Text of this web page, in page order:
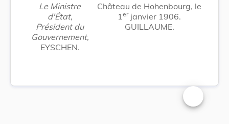
Le Ministre
d'État,
Président du
Gouvernement,
EYSCHEN.
Château de Hohenbourg, le
1 erjanvier 1906.
GUILLAUME.
Changer la